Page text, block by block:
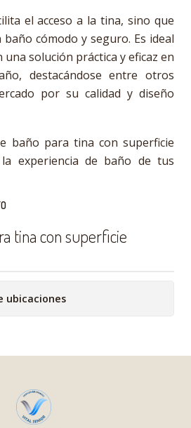
el acceso a la tina, sino que
cómodo y seguro. Es ideal
una solución práctica y eficaz en
destacándose entre otros
por su calidad y diseño
baño para tina con superficie
experiencia de baño de tus
tina con superficie
ubicaciones